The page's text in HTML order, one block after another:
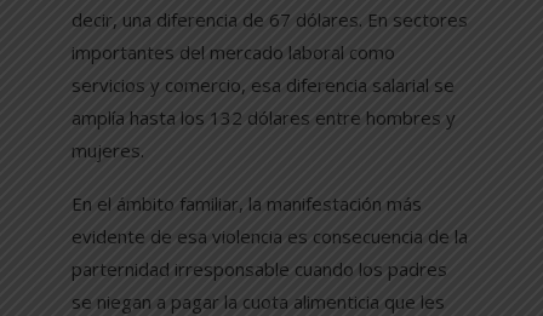
decir, una diferencia de 67 dólares. En sectores
importantes del mercado laboral como
servicios y comercio, esa diferencia salarial se
amplía hasta los 132 dólares entre hombres y
mujeres.
En el ámbito familiar, la manifestación más
evidente de esa violencia es consecuencia de la
parternidad irresponsable cuando los padres
se niegan a pagar la cuota alimenticia que les